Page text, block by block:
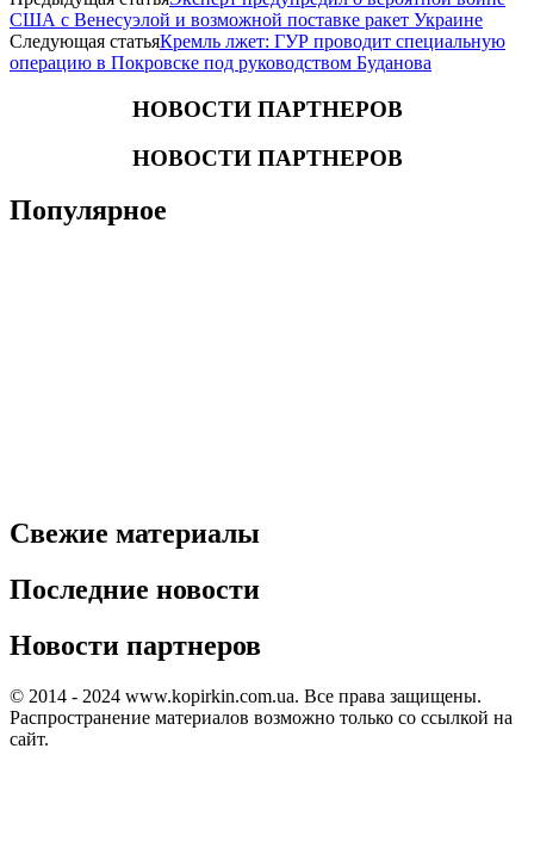
США с Венесуэлой и возможной поставке ракет Украине
Следующая статьяКремль лжет: ГУР проводит специальную
операцию в Покровске под руководством Буданова
НОВОСТИ ПАРТНЕРОВ
НОВОСТИ ПАРТНЕРОВ
Популярное
Свежие материалы
Последние новости
Новости партнеров
© 2014 - 2024 www.kopirkin.com.ua. Все права защищены.
Распространение материалов возможно только со ссылкой на
сайт.